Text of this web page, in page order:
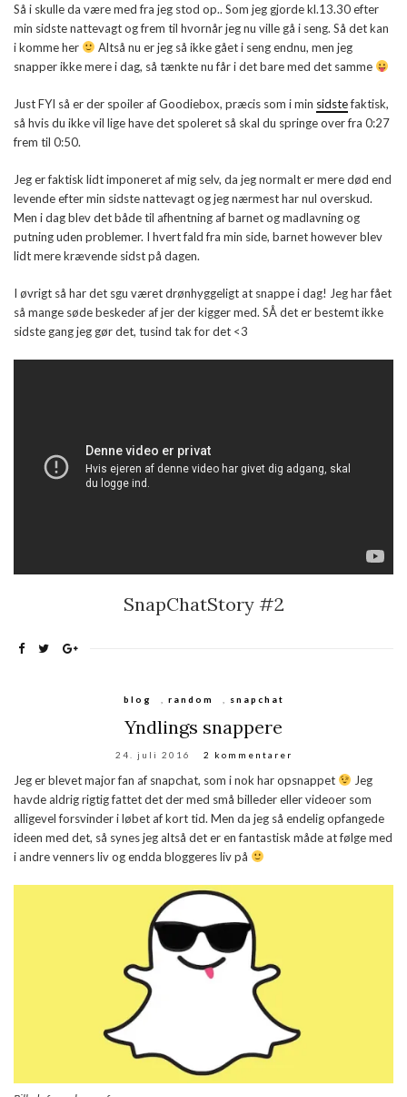
Så i skulle da være med fra jeg stod op.. Som jeg gjorde kl.13.30 efter
min sidste nattevagt og frem til hvornår jeg nu ville gå i seng. Så det kan
i komme her
Altså nu er jeg så ikke gået i seng endnu, men jeg
snapper ikke mere i dag, så tænkte nu får i det bare med det samme
Just FYI så er der spoiler af Goodiebox, præcis som i min sidstefaktisk,
så hvis du ikke vil lige have det spoleret så skal du springe over fra 0:27
frem til 0:50.
Jeg er faktisk lidt imponeret af mig selv, da jeg normalt er mere død end
levende efter min sidste nattevagt og jeg nærmest har nul overskud.
Men i dag blev det både til afhentning af barnet og madlavning og
putning uden problemer. I hvert fald fra min side, barnet however blev
lidt mere krævende sidst på dagen.
I øvrigt så har det sgu været drønhyggeligt at snappe i dag! Jeg har fået
så mange søde beskeder af jer der kigger med. SÅ det er bestemt ikke
sidste gang jeg gør det, tusind tak for det <3
SnapChatStory #2
blog random snapchat
Yndlings snappere
24. juli 2016 2 kommentarer
Jeg er blevet major fan af snapchat, som i nok har opsnappet
Jeg
havde aldrig rigtig fattet det der med små billeder eller videoer som
alligevel forsvinder i løbet af kort tid. Men da jeg så endelig opfangede
ideen med det, så synes jeg altså det er en fantastisk måde at følge med
i andre venners liv og endda bloggeres liv på